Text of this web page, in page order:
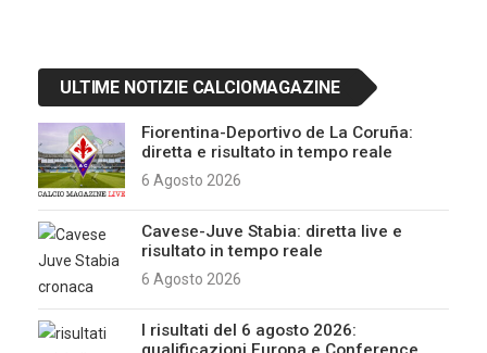
ULTIME NOTIZIE CALCIOMAGAZINE
Fiorentina-Deportivo de La Coruña:
diretta e risultato in tempo reale
6 Agosto 2026
Cavese-Juve Stabia: diretta live e
risultato in tempo reale
6 Agosto 2026
I risultati del 6 agosto 2026: